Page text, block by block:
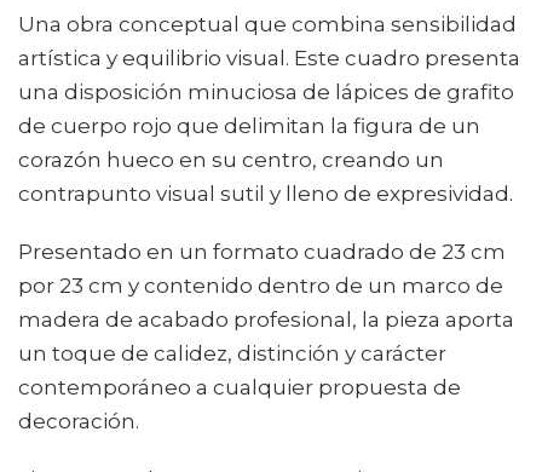
Una obra conceptual que combina sensibilidad
artística y equilibrio visual. Este cuadro presenta
una disposición minuciosa de lápices de grafito
de cuerpo rojo que delimitan la figura de un
corazón hueco en su centro, creando un
contrapunto visual sutil y lleno de expresividad.
Presentado en un formato cuadrado de 23 cm
por 23 cm y contenido dentro de un marco de
madera de acabado profesional, la pieza aporta
un toque de calidez, distinción y carácter
contemporáneo a cualquier propuesta de
decoración.